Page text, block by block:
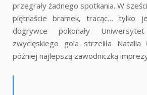
przegrały żadnego spotkania. W
piętnaście bramek, tracąc… tylko
dogrywce pokonały
zwycięskiego gola strzeliła Natalia
później najlepszą zawodniczką